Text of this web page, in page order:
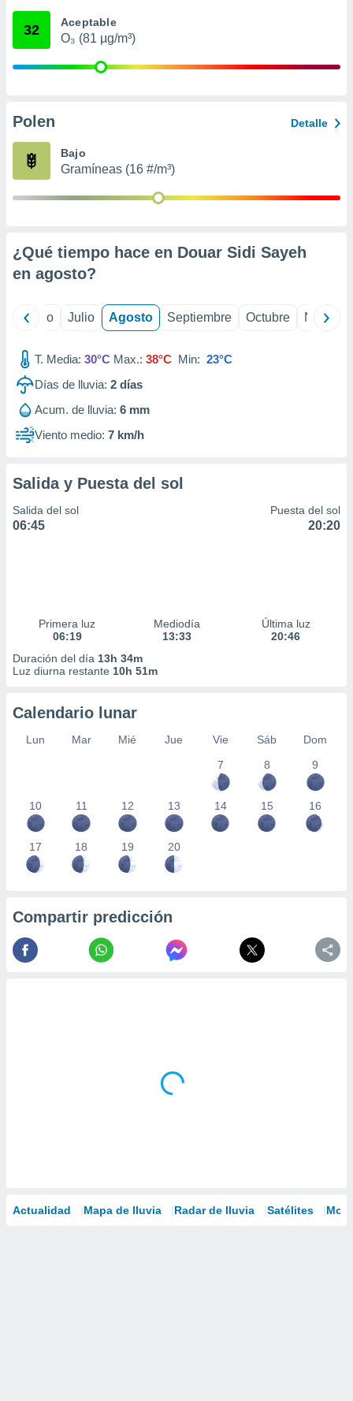
e
publicidad
1199
32 Aceptable
O₃ (81 µg/m³)
Polen Detalle
Bajo
Gramíneas (16 #/m³)
¿Qué tiempo hace en Douar Sidi Sayeh
en agosto?
Junio Julio Agosto Septiembre Octubre
T. Media: 30°C Max.: 38°C Min: 23°C
Días de lluvia: 2 días
Acum. de lluvia: 6 mm
Viento medio: 7 km/h
Salida y Puesta del sol
Salida del sol
06:45
Puesta del sol
20:20
Primera luz
06:19
Mediodía
13:33
Última luz
20:46
Duración del día 13h 34m
Luz diurna restante 10h 51m
Calendario lunar
Lun Mar Mié Jue Vie Sáb
Dom
7
8 9
10 11 12 13 14 15 16
17 18 19 20
Compartir predicción
Actualidad Mapa de lluvia Radar de lluvia Satélites